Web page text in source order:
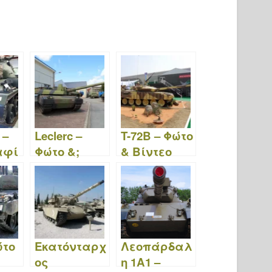
Leclerc –
Φώτο &;
Βίντεο
T-72B – Φώτο
& Βίντεο
Εκατόνταρχ
ος
Λεοπάρδαλ
η 1A1 –